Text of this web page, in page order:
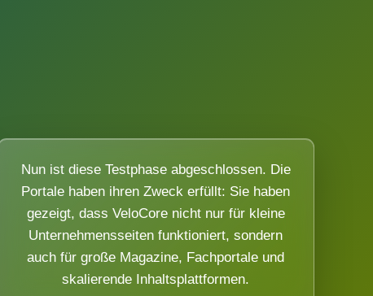
Nun ist diese Testphase abgeschlossen. Die
Portale haben ihren Zweck erfüllt: Sie haben
gezeigt, dass VeloCore nicht nur für kleine
Unternehmensseiten funktioniert, sondern
auch für große Magazine, Fachportale und
skalierende Inhaltsplattformen.